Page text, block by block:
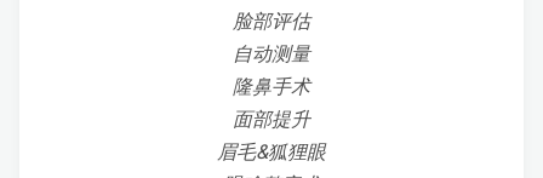
脸部评估
自动测量
隆鼻手术
面部提升
眉毛&狐狸眼